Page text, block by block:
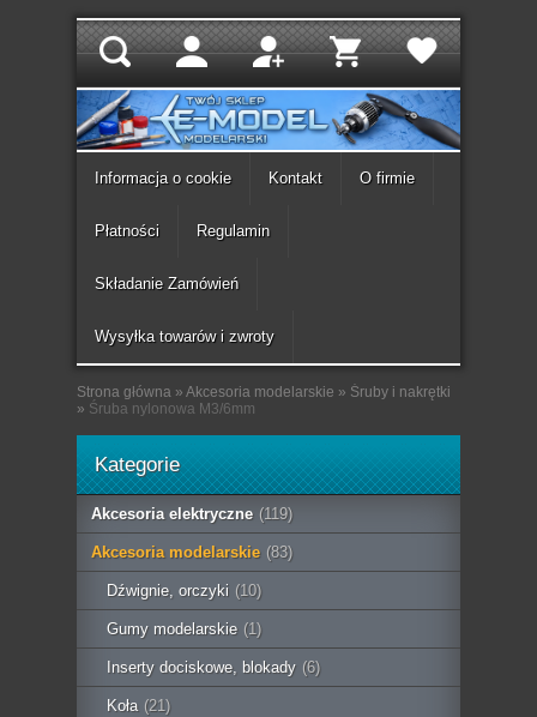
Informacja o cookie Kontakt O firmie
Płatności Regulamin
Składanie Zamówień
Wysyłka towarów i zwroty
Strona główna » Akcesoria modelarskie » Śruby i nakrętki
» Śruba nylonowa M3/6mm
Kategorie
Akcesoria elektryczne (119)
Akcesoria modelarskie (83)
Dźwignie, orczyki (10)
Gumy modelarskie (1)
Inserty dociskowe, blokady (6)
Koła (21)